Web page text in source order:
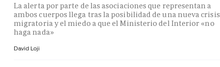
La alerta por parte de las asociaciones que representan a
ambos cuerpos llega tras la posibilidad de una nueva crisis
migratoria y el miedo a que el Ministerio del Interior «no
haga nada»
David Loji